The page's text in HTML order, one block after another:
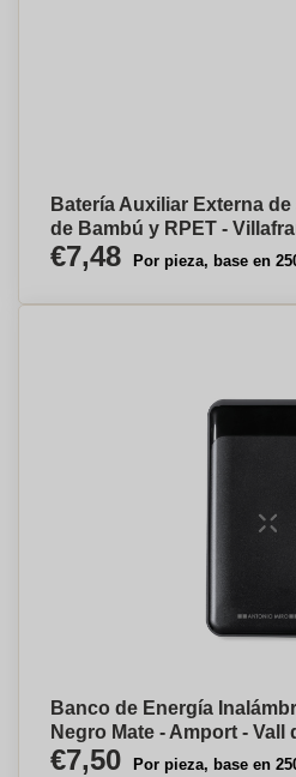
Batería Auxiliar Externa de
de Bambú y RPET -
€7,48 Por pieza, base en
Banco de Energía
Negro Mate - Amport - Vall
€7,50 Por pieza, base en